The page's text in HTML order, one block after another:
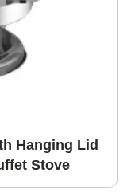
Hanging Lid
Stove